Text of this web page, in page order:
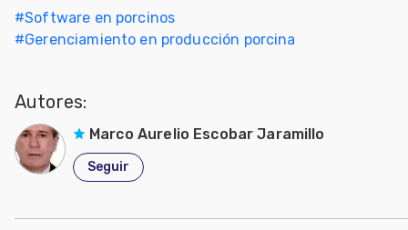
#Software en porcinos
#Gerenciamiento en producción porcina
Autores:
Marco Aurelio Escobar Jaramillo
Seguir